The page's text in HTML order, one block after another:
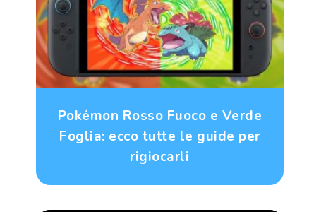
Pokémon Rosso Fuoco e Verde
Foglia: ecco tutte le guide per
rigiocarli